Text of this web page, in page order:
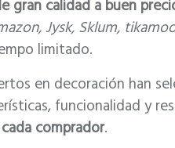
gran calidad a buen
Jysk, Sklum,
limitado.
en decoración han
funcionalidad y
comprador.